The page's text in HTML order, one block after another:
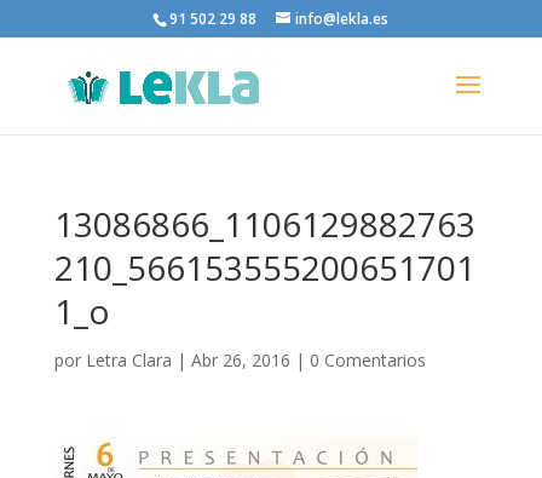
91 502 29 88 info@lekla.es
13086866_1106129882763
210_566153555200651701
1_o
por Letra Clara | Abr 26, 2016 | 0 Comentarios